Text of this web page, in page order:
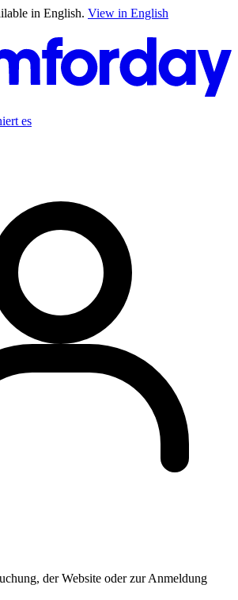
in English. View in English
es
der Website oder zur Anmeldung